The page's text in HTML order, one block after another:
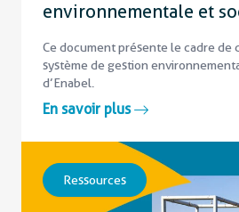
environnementale et
Ce document présente le cadre de
système de gestion
d’Enabel.
En savoir plus
Ressources